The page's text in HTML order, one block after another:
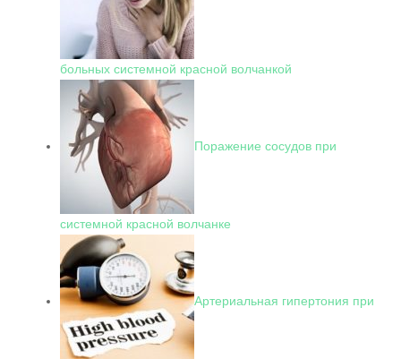
больных системной красной волчанкой
Поражение сосудов при
системной красной волчанке
Артериальная гипертония при